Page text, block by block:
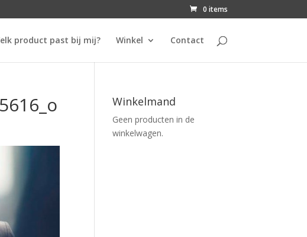
0 items
product past bij mij? Winkel Contact
Winkelmand
Geen producten in de
winkelwagen.